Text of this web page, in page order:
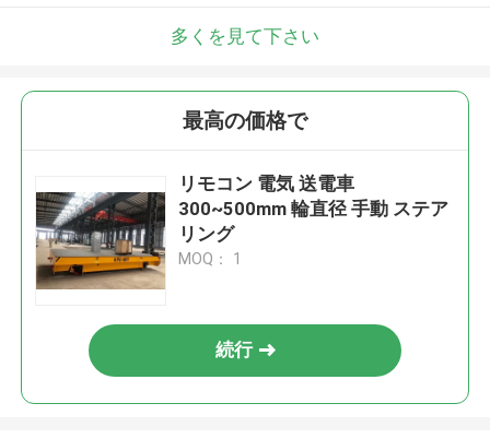
多くを見て下さい
最高の価格で
リモコン 電気 送電車
300~500mm 輪直径 手動 ステア
リング
MOQ： 1
続行